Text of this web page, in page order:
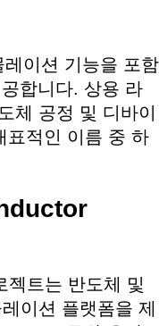
이션 기능을 포함
합니다. 상용 라
체 공정 및 디바이
표적인 이름 중 하
젝트는 반도체 및
이션 플랫폼을 제